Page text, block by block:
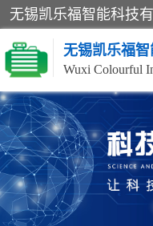
无锡凯乐福
齿轮泵
风冷式油冷却器
液压马达